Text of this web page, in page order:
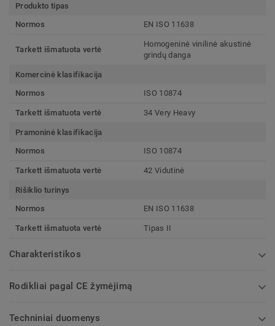
Produkto tipas
Normos
EN ISO 11638
Tarkett išmatuota vertė
Homogeninė vinilinė akustinė
grindų danga
Komercinė klasifikacija
Normos
ISO 10874
Tarkett išmatuota vertė 34 Very Heavy
Pramoninė klasifikacija
Normos
ISO 10874
Tarkett išmatuota vertė 42 Vidutinė
Rišiklio turinys
Normos
EN ISO 11638
Tarkett išmatuota vertė Tipas II
Charakteristikos
Rodikliai pagal CE žymėjimą
Techniniai duomenys